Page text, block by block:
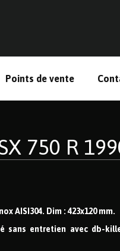
Points de vente
750 R
AISI304. Dim : 423x120 mm.
sans entretien avec db-